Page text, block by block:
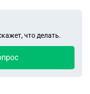
что делать.